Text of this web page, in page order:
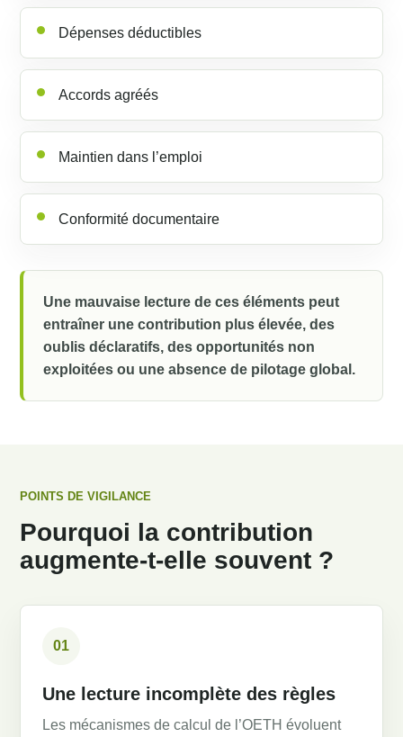
Dépenses déductibles
Accords agréés
Maintien dans l’emploi
Conformité documentaire
Une mauvaise lecture de ces éléments peut
entraîner une contribution plus élevée, des
oublis déclaratifs, des opportunités non
exploitées ou une absence de pilotage global.
POINTS DE VIGILANCE
Pourquoi la contribution
augmente-t-elle souvent ?
01
Une lecture incomplète des règles
Les mécanismes de calcul de l’OETH évoluent